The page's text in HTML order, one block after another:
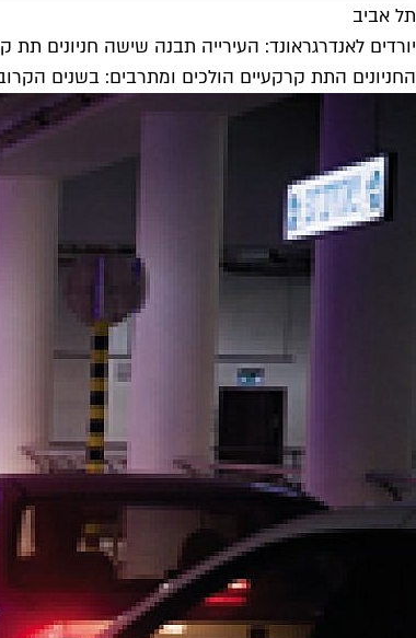
תל אביב
יורדים לאנדרגראונד: העירייה תבנה שישה חניונים תת
החניונים התת קרקעיים הולכים ומתרבים: בשנים הקרובות יתווספו כ־300 אלף